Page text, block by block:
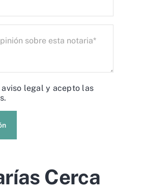
aviso legal y acepto las
Cerca